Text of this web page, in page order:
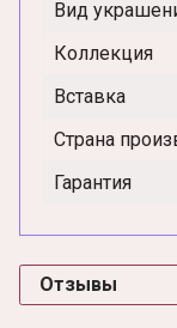
Вид
Коллекция
Вставка
Страна
Гарантия
Отзывы